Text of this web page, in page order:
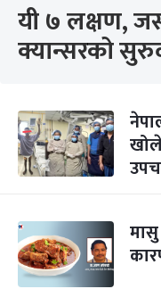
यी ७ लक्षण,
क्यान्सरको